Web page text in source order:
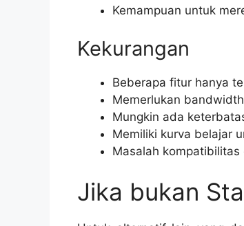
Kemampuan untuk
Kekurangan
Beberapa fitur hanya
Memerlukan
Mungkin ada
Memiliki kurva belajar
Masalah
Jika bukan